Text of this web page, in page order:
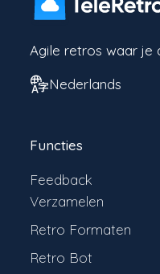
Agile retros waar je
Nederlands
Functies
Feedback
Verzamelen
Retro Formaten
Retro Bot